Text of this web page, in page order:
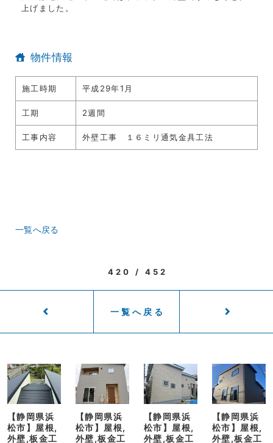
上げました。
物件情報
施工時期 平成29年1月
工期 2週間
工事内容 外壁工事 １６ミリ通気金具工法
一覧へ戻る
420 / 452
一覧へ戻る
【静岡県浜
松市】屋根,
外壁,板金工
【静岡県浜
松市】屋根,
外壁,板金工
【静岡県浜
松市】屋根,
外壁,板金工
【静岡県浜
松市】屋根,
外壁,板金工